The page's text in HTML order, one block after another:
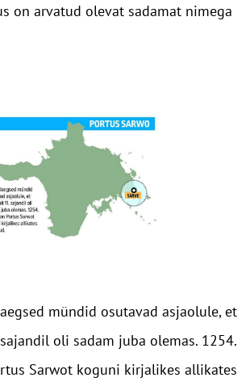
on arvatud olevat sadamat nimega
mündid osutavad asjaolule, et
oli sadam juba olemas. 1254.
Sarwot koguni kirjalikes allikates